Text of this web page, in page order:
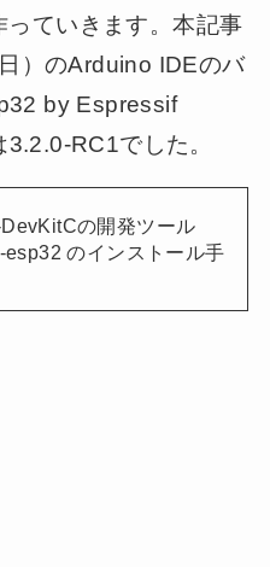
っていきます。本記事
）のArduino IDEのバ
by Espressif
RC1でした。
の開発ツール
のインストール手